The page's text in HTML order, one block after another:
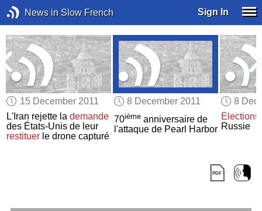
News in Slow French Sign In
15 December 2011
L'Iran rejette lademande
des États-Unis de leur
restituer le drone capturé
8 December 2011
70ièmeanniversaire de
l'attaque de Pearl Harbor
8
Russie